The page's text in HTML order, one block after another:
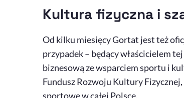
Kultura fizyczna i
Od kilku miesięcy Gortat jest też
przypadek – będący właścicielem
biznesową ze wsparciem sportu i
Fundusz Rozwoju Kultury
sportowe w całej Polsce.